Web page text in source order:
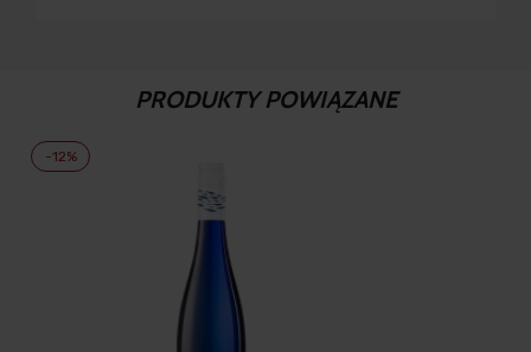
PRODUKTY POWIĄZANE
-12%